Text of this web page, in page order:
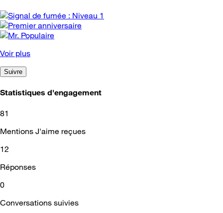
Voir plus
Suivre
Statistiques d'engagement
81
Mentions J'aime reçues
12
Réponses
0
Conversations suivies